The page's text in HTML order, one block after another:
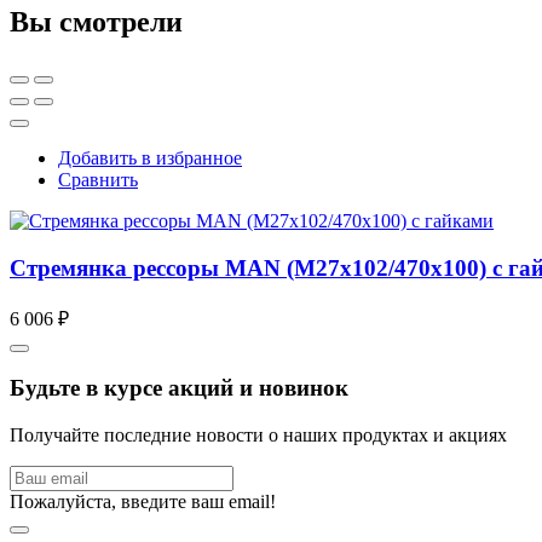
Вы смотрели
Добавить в избранное
Сравнить
Стремянка рессоры MAN (M27x102/470x100) с
6 006 ₽
Будьте в курсе акций и новинок
Получайте последние новости о наших продуктах и акциях
Пожалуйста, введите ваш email!